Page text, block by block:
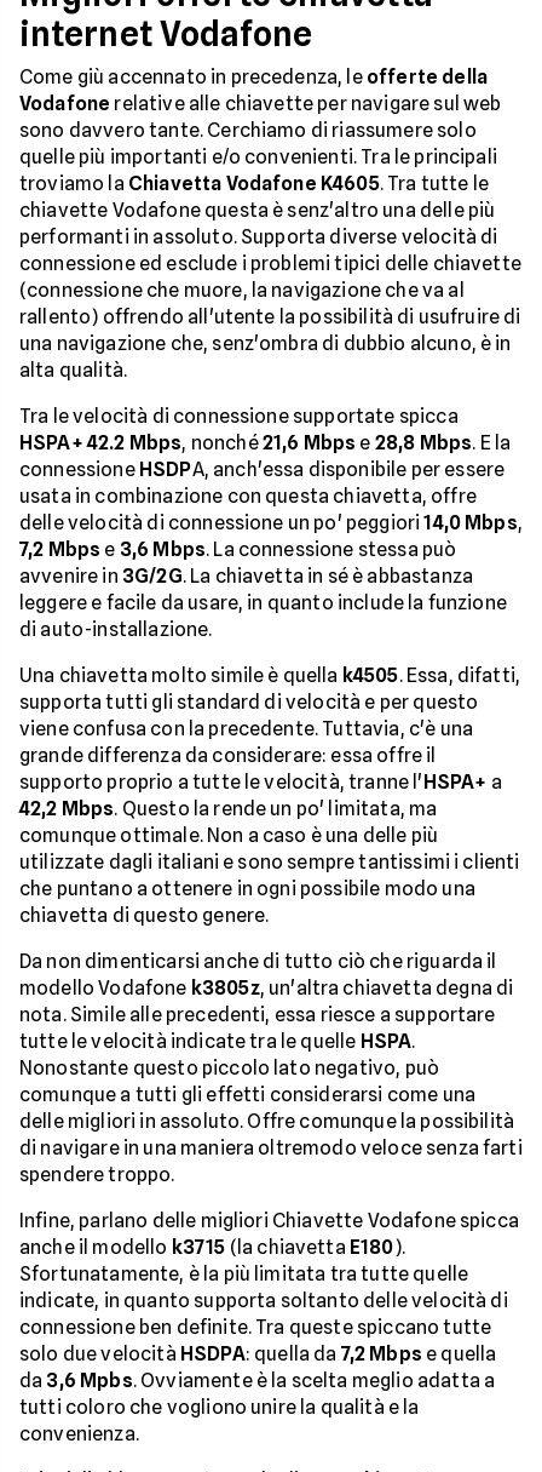
internet Vodafone
Come giù accennato in precedenza, le offerte della
Vodafone relative alle chiavette per navigare sul web
sono davvero tante. Cerchiamo di riassumere solo
quelle più importanti e/o convenienti. Tra le principali
troviamo la Chiavetta Vodafone K4605. Tra tutte le
chiavette Vodafone questa è senz'altro una delle più
performanti in assoluto. Supporta diverse velocità di
connessione ed esclude i problemi tipici delle chiavette
(connessione che muore, la navigazione che va al
rallento) offrendo all'utente la possibilità di usufruire di
una navigazione che, senz'ombra di dubbio alcuno, è in
alta qualità.
Tra le velocità di connessione supportate spicca
HSPA+ 42.2 Mbps, nonché21,6 Mbps e 28,8 Mbps. E la
connessione HSDPA, anch'essa disponibile per essere
usata in combinazione con questa chiavetta, offre
delle velocità di connessione un po' peggiori14,0 Mbps,
7,2 Mbps e 3,6 Mbps. La connessione stessa può
avvenire in 3G/2G. La chiavetta in sé è abbastanza
leggere e facile da usare, in quanto include la funzione
di auto-installazione.
Una chiavetta molto simile è quella k4505. Essa, difatti,
supporta tutti gli standard di velocità e per questo
viene confusa con la precedente. Tuttavia, c'è una
grande differenza da considerare: essa offre il
supporto proprio a tutte le velocità, tranne l'HSPA+ a
42,2 Mbps. Questo la rende un po' limitata, ma
comunque ottimale. Non a caso è una delle più
utilizzate dagli italiani e sono sempre tantissimi i clienti
che puntano a ottenere in ogni possibile modo una
chiavetta di questo genere.
Da non dimenticarsi anche di tutto ciò che riguarda il
modello Vodafone k3805z, un'altra chiavetta degna di
nota. Simile alle precedenti, essa riesce a supportare
tutte le velocità indicate tra le quelle HSPA.
Nonostante questo piccolo lato negativo, può
comunque a tutti gli effetti considerarsi come una
delle migliori in assoluto. Offre comunque la possibilità
di navigare in una maniera oltremodo veloce senza farti
spendere troppo.
Infine, parlano delle migliori Chiavette Vodafone spicca
anche il modello k3715 (la chiavetta E180).
Sfortunatamente, è la più limitata tra tutte quelle
indicate, in quanto supporta soltanto delle velocità di
connessione ben definite. Tra queste spiccano tutte
solo due velocità HSDPA: quella da 7,2 Mbps e quella
da 3,6 Mpbs. Ovviamente è la scelta meglio adatta a
tutti coloro che vogliono unire la qualità e la
convenienza.